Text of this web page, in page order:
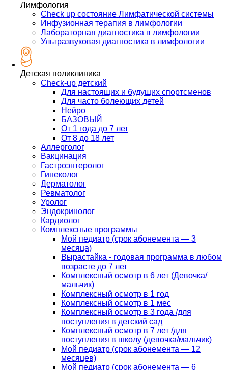
Лимфология
Check up состояние Лимфатической системы
Инфузионная терапия в лимфологии
Лабораторная диагностика в лимфологии
Ультразвуковая диагностика в лимфологии
Детская поликлиника
Check-up детский
Для настоящих и будущих спортсменов
Для часто болеющих детей
Нейро
БАЗОВЫЙ
От 1 года до 7 лет
От 8 до 18 лет
Аллерголог
Вакцинация
Гастроэнтеролог
Гинеколог
Дерматолог
Ревматолог
Уролог
Эндокринолог
Кардиолог
Комплексные программы
Мой педиатр (срок абонемента — 3
месяца)
Вырастайка - годовая программа в любом
возрасте до 7 лет
Комплексный осмотр в 6 лет (Девочка/
мальчик)
Комплексный осмотр в 1 год
Комплексный осмотр в 1 мес
Комплексный осмотр в 3 года /для
поступления в детский сад
Комплексный осмотр в 7 лет /для
поступления в школу (девочка/мальчик)
Мой педиатр (срок абонемента — 12
месяцев)
Мой педиатр (срок абонемента — 6